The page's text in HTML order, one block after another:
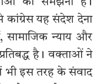
को समझना है।
कांग्रेस यह संदेश देना
सामाजिक न्याय और
है। वक्ताओं ने
भी इस तरह के संवाद